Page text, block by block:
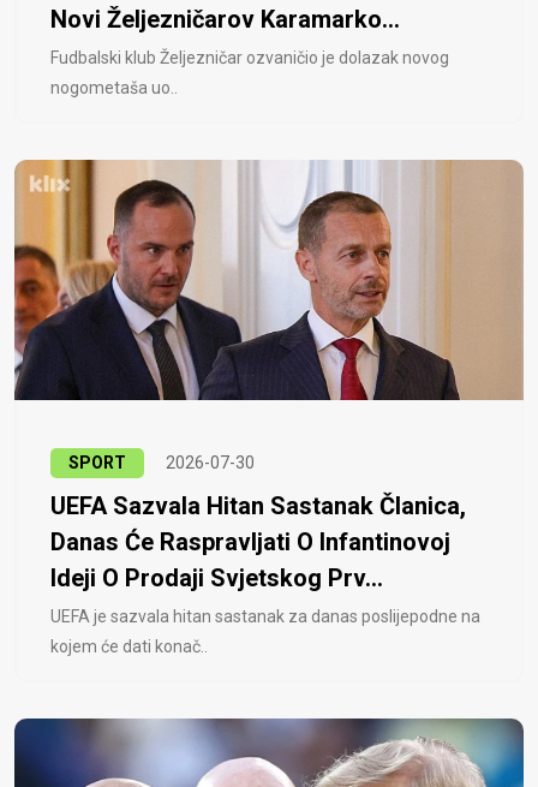
Novi Željezničarov Karamarko...
Fudbalski klub Željezničar ozvaničio je dolazak novog
nogometaša uo..
SPORT 2026-07-30
UEFA Sazvala Hitan Sastanak Članica,
Danas Će Raspravljati O Infantinovoj
Ideji O Prodaji Svjetskog Prv...
UEFA je sazvala hitan sastanak za danas poslijepodne na
kojem će dati konač..